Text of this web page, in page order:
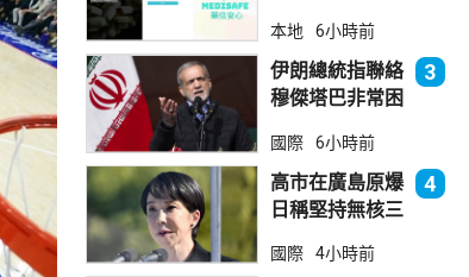
釋放
本地 6小時前
伊朗總統指聯絡
穆傑塔巴非常困
製造分裂
3
國際 6小時前
高市在廣島原爆
日稱堅持無核三
止步說明現狀
4
國際 4小時前